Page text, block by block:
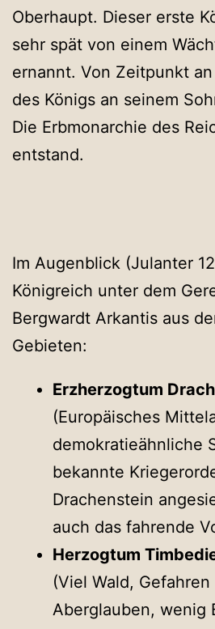
Oberhaupt. Dieser erste
sehr spät von einem
ernannt. Von Zeitpunkt
des Königs an seinem
Die Erbmonarchie des
entstand.
Im Augenblick (Julanter
Königreich unter dem
Bergwardt Arkantis aus
Gebieten:
Erzherzogtum
(Europäisches
demokratieähnliche
bekannte
Drachenstein
auch das fahrende
Herzogtum
(Viel Wald, Gefahren
Aberglauben, wenig